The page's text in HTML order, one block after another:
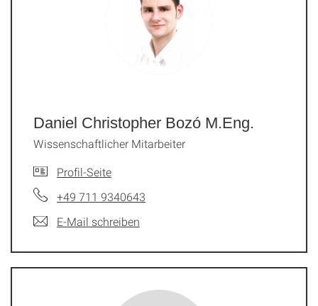
Daniel Christopher Bozó M.Eng.
Wissenschaftlicher Mitarbeiter
Profil-Seite
+49 711 9340643
E-Mail schreiben